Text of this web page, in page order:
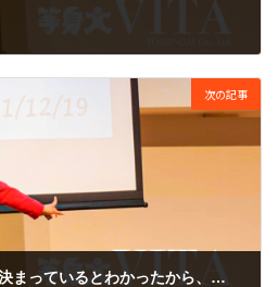
次の記事
結果ハッピーになるのは決まっているとわかったから、ゆったりと構えよう！(^O^)☆♪